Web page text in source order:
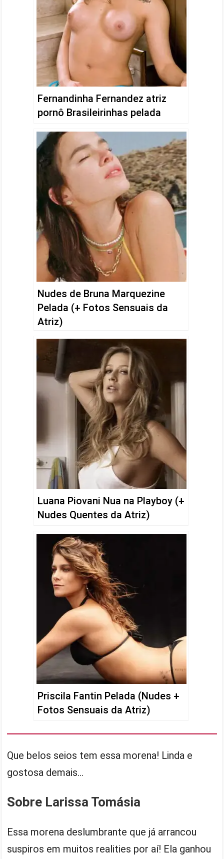
Fernandinha Fernandez atriz
pornô Brasileirinhas pelada
Nudes de Bruna Marquezine
Pelada (+ Fotos Sensuais da
Atriz)
Luana Piovani Nua na Playboy (+
Nudes Quentes da Atriz)
Priscila Fantin Pelada (Nudes +
Fotos Sensuais da Atriz)
Que belos seios tem essa morena! Linda e
gostosa demais…
Sobre Larissa Tomásia
Essa morena deslumbrante que já arrancou
suspiros em muitos realities por aí! Ela ganhou